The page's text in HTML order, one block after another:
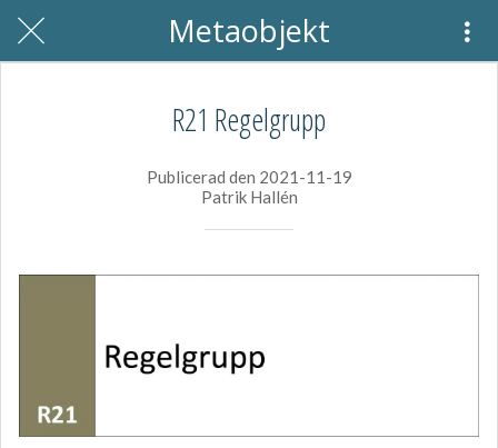
Metaobjekt
R21 Regelgrupp
Publicerad den 2021-11-19
Patrik Hallén